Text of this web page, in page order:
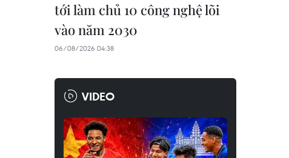
tới làm chủ 10 công nghệ lõi
vào năm 2030
06/08/2026 04:38
VIDEO